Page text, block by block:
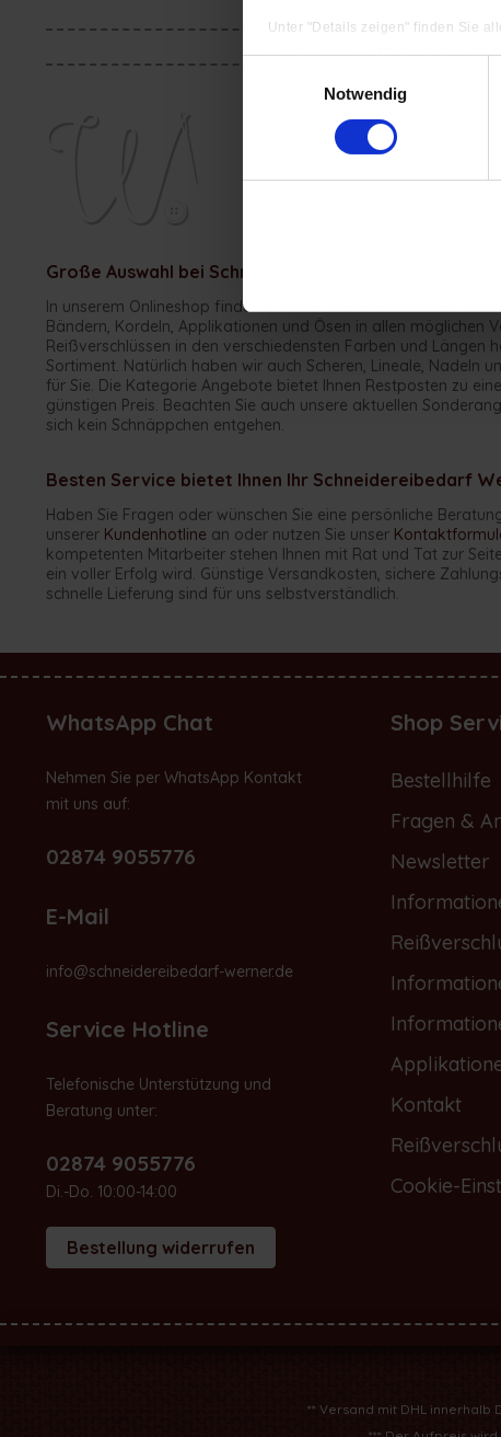
Unter "Details zeigen" finden Sie
(zur Nutzung der Webseite
Impressum|Datenschutzerklärung
Notwendig
Entdecken Sie
Werner lässt das
umfangreichen
Große Auswahl bei Schneidereibedarf Werner
In unserem Onlineshop finden Sie alles was das Schneiderherz
Bändern, Kordeln, Applikationen und Ösen in allen möglichen
Reißverschlüssen in den verschiedensten Farben und Längen
Sortiment. Natürlich haben wir auch Scheren, Lineale, Nadeln
für Sie. Die Kategorie Angebote bietet Ihnen Restposten zu
günstigen Preis. Beachten Sie auch unsere aktuellen
sich kein Schnäppchen entgehen.
Besten Service bietet Ihnen Ihr Schneidereibedarf
Haben Sie Fragen oder wünschen Sie eine persönliche
unserer Kundenhotline an oder nutzen Sie unser
kompetenten Mitarbeiter stehen Ihnen mit Rat und Tat zur
ein voller Erfolg wird. Günstige Versandkosten, sichere
schnelle Lieferung sind für uns selbstverständlich.
WhatsApp Chat
Nehmen Sie per WhatsApp Kontakt
mit uns auf:
02874 9055776
E-Mail
info@schneidereibedarf-werner.de
Service Hotline
Telefonische Unterstützung und
Beratung unter:
02874 9055776
Di.-Do. 10:00-14:00
Bestellung widerrufen
Shop
Bestellhilfe
Fragen &
Newsletter
Kontakt
Cookie-
** Versand mit DHL innerhalb